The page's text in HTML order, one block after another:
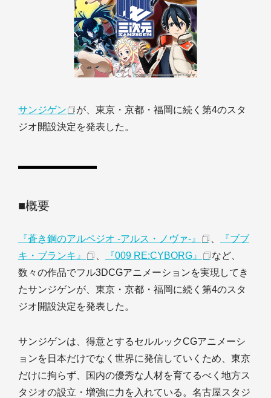
サンジゲン
が、東京・京都・福岡に続く第4のスタ
ジオ開設決定を発表した。
■概要
『蒼き鋼のアルペジオ -アルス・ノヴァ-』
『ブブ
キ・ブランキ』
『009 RE:CYBORG』
など、
数々の作品でフル3DCGアニメーションを実現してき
たサンジゲンが、東京・京都・福岡に続く第4のスタ
ジオ開設決定を発表した。
サンジゲンは、得意とするセルルックCGアニメーシ
ョンを日本だけでなく世界に発信していくため、東京
だけに拘らず、国内の優秀な人材を育てるべく地方ス
タジオの設立・増強に力を入れている。名古屋スタジ